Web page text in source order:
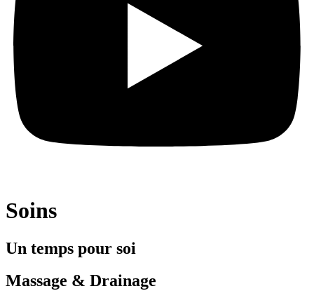
Soins
Un temps pour soi
Massage & Drainage